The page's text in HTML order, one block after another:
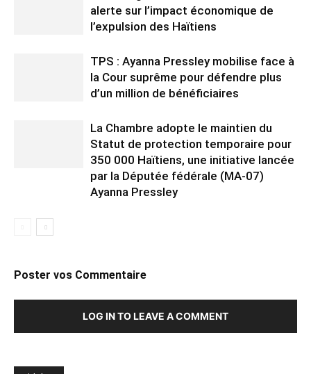
alerte sur l’impact économique de
l’expulsion des Haïtiens
TPS : Ayanna Pressley mobilise face à
la Cour suprême pour défendre plus
d’un million de bénéficiaires
La Chambre adopte le maintien du
Statut de protection temporaire pour
350 000 Haïtiens, une initiative lancée
par la Députée fédérale (MA-07)
Ayanna Pressley
Poster vos Commentaire
LOG IN TO LEAVE A COMMENT